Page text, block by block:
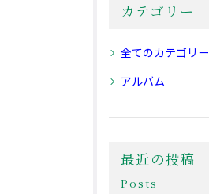
カテゴリー
全てのカテゴリー
アルバム
最近の投稿
Posts